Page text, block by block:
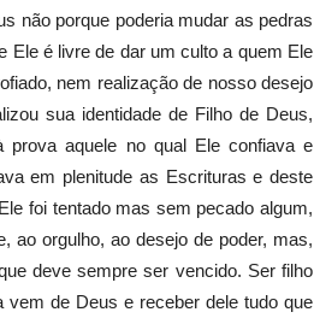
não porque poderia mudar as pedras
Ele é livre de dar um culto a quem Ele
nem realização de nosso desejo
sua identidade de Filho de Deus,
aquele no qual Ele confiava e
em plenitude as Escrituras e deste
foi tentado mas sem pecado algum,
ao orgulho, ao desejo de poder, mas,
deve sempre ser vencido. Ser filho
de Deus e receber dele tudo que